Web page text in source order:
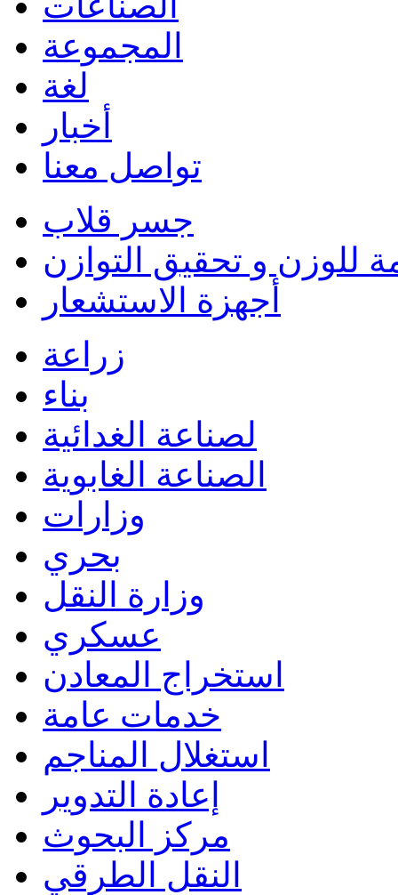
المجموعة
لغة
أخبار
تواصل معنا
جسر قلاب
للوزن و تحقيق التوازن
أجهزة الاستشعار
زراعة
بناء
لصناعة الغدائية
الصناعة الغابوية
وزارات
بحري
وزارة النقل
عسكري
استخراج المعادن
خدمات عامة
استغلال المناجم
إعادة التدوير
مركز البحوث
النقل الطرقي